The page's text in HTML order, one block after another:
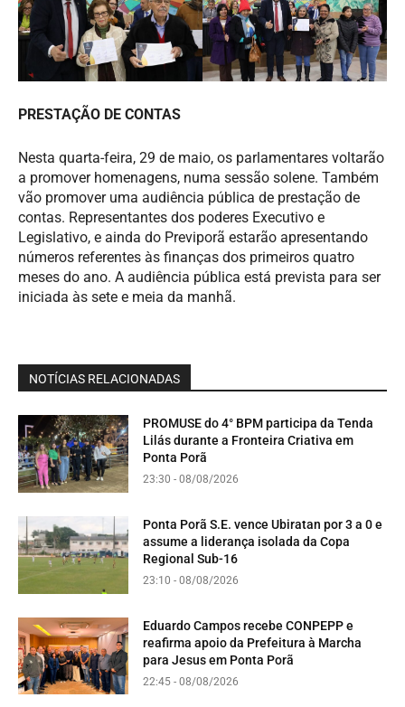
PRESTAÇÃO DE CONTAS
Nesta quarta-feira, 29 de maio, os parlamentares voltarão
a promover homenagens, numa sessão solene. Também
vão promover uma audiência pública de prestação de
contas. Representantes dos poderes Executivo e
Legislativo, e ainda do Previporã estarão apresentando
números referentes às finanças dos primeiros quatro
meses do ano. A audiência pública está prevista para ser
iniciada às sete e meia da manhã.
NOTÍCIAS RELACIONADAS
PROMUSE do 4° BPM participa da Tenda
Lilás durante a Fronteira Criativa em
Ponta Porã
23:30 - 08/08/2026
Ponta Porã S.E. vence Ubiratan por 3 a 0 e
assume a liderança isolada da Copa
Regional Sub-16
23:10 - 08/08/2026
Eduardo Campos recebe CONPEPP e
reafirma apoio da Prefeitura à Marcha
para Jesus em Ponta Porã
22:45 - 08/08/2026